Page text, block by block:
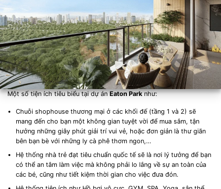
Một số tiện ích tiêu biểu tại dự ánEaton Parknhư:
Chuỗi shophouse thương mại ở các khối đế (tầng 1 và 2) sẽ
mang đến cho bạn một không gian tuyệt vời để mua sắm, tận
hưởng những giây phút giải trí vui vẻ, hoặc đơn giản là thư giãn
bên bạn bè với những ly cà phê thơm ngon,…
Hệ thống nhà trẻ đạt tiêu chuẩn quốc tế sẽ là nơi lý tưởng để bạn
có thể an tâm làm việc mà không phải lo lắng về sự an toàn của
các bé, cũng như tiết kiệm thời gian cho việc đưa đón.